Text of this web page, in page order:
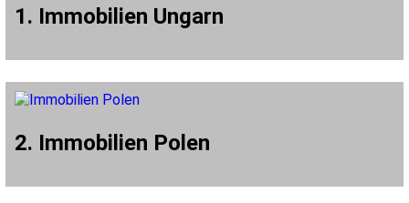
1. Immobilien Ungarn
2. Immobilien Polen